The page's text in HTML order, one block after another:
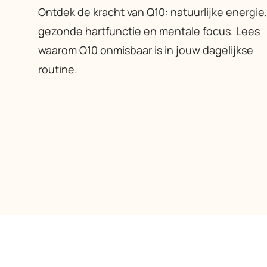
Ontdek de kracht van Q10: natuurlijke energie,
gezonde hartfunctie en mentale focus. Lees
waarom Q10 onmisbaar is in jouw dagelijkse
routine.